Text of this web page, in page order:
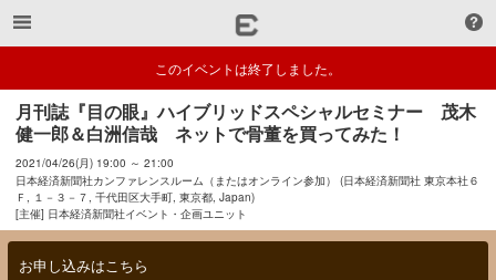
このイベントは終了しました。
月刊誌『目の眼』ハイブリッドスペシャルセミナー　茂木
健一郎＆白洲信哉　ネットで骨董を買ってみた！
2021/04/26(月) 19:00 ～ 21:00
日本経済新聞社カンファレンスルーム（またはオンライン参加） (日本経済新聞社 東京本社６
Ｆ, １－３－７, 千代田区大手町, 東京都, Japan)
[主催] 日本経済新聞社イベント・企画ユニット
お申し込みはこちら